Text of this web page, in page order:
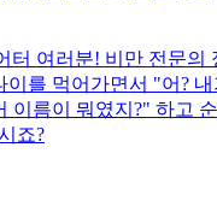
터 여러분! 비만 전문의
이를 먹어가면서 "어?
이름이 뭐였지?" 하고
죠?